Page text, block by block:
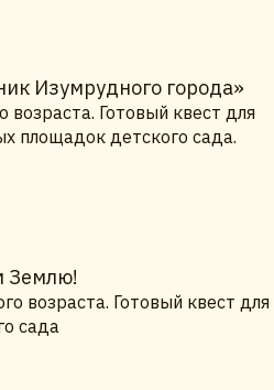
Изумрудного города»
Готовый квест для
площадок детского сада.
Землю!
возраста. Готовый квест для
сада